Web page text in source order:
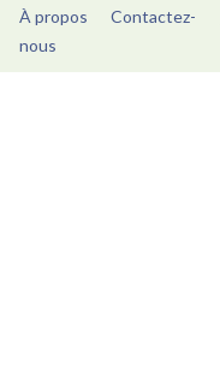
À propos
Contactez-
nous